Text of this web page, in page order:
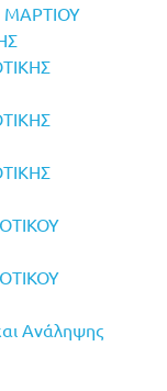
Ανάληψης